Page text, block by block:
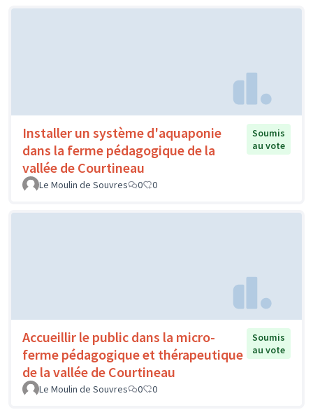
Installer un système d'aquaponie
dans la ferme pédagogique de la
vallée de Courtineau
Soumis
au vote
Le Moulin de Souvres 0 0
Accueillir le public dans la micro-
ferme pédagogique et thérapeutique
de la vallée de Courtineau
Soumis
au vote
Le Moulin de Souvres 0 0